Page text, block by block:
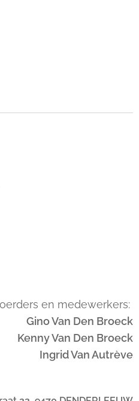
en medewerkers:
Gino Van Den Broeck
Kenny Van Den Broeck
Ingrid Van Autrève